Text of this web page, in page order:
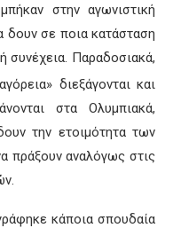
στην αγωνιστική
δουν σε ποια κατάσταση
συνέχεια. Παραδοσιακά,
διεξάγονται και
στα Ολυμπιακά,
την ετοιμότητα των
πράξουν αναλόγως στις
κάποια σπουδαία